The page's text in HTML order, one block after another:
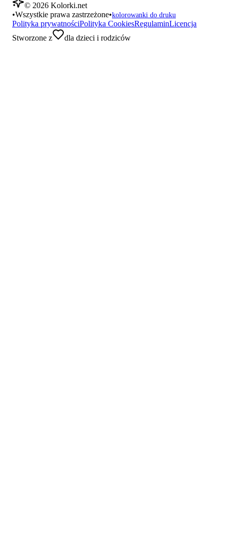
© 2026 Kolorki.net
•Wszystkie prawa zastrzeżone•kolorowanki do druku
Polityka prywatnościPolityka CookiesRegulaminLicencja
Stworzone z
dla dzieci i rodziców